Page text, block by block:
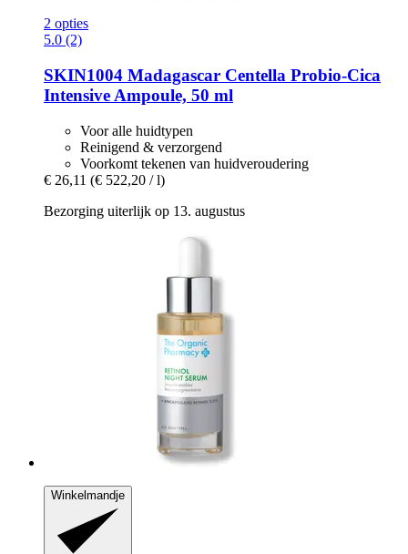
2 opties
5.0 (2)
SKIN1004 Madagascar Centella Probio-​Cica
Intensive Ampoule, 50 ml
Voor alle huidtypen
Reinigend & verzorgend
Voorkomt tekenen van huidveroudering
€ 26,11 (€ 522,20 / l)
Bezorging uiterlijk op 13. augustus
Winkelmandje